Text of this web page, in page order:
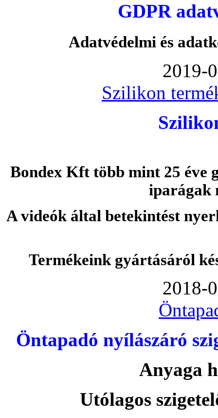
GDPR
Adatvédelmi és
2019-
Szilikon
Bondex Kft több mint 25 éve
iparágak
A videók által betekintést
Termékeink gyártásáról
2018-
Öntapadó nyílászáró
Anyaga
Utólagos